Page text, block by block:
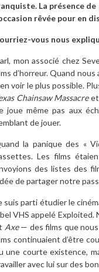
La présence
rêvée pour en
vous nous
mon associé chez
d’horreur. Quand nous
voir le plus possible.
Chainsaw Massacreet
joue même pas aux
de jouer.
la panique des «
Les films
des listes des
de partager notre
suis parti étudier le
VHS appelé Exploited.
Axe— des films que nous
continuaient d’être
une courte existence,
avec lui sur des